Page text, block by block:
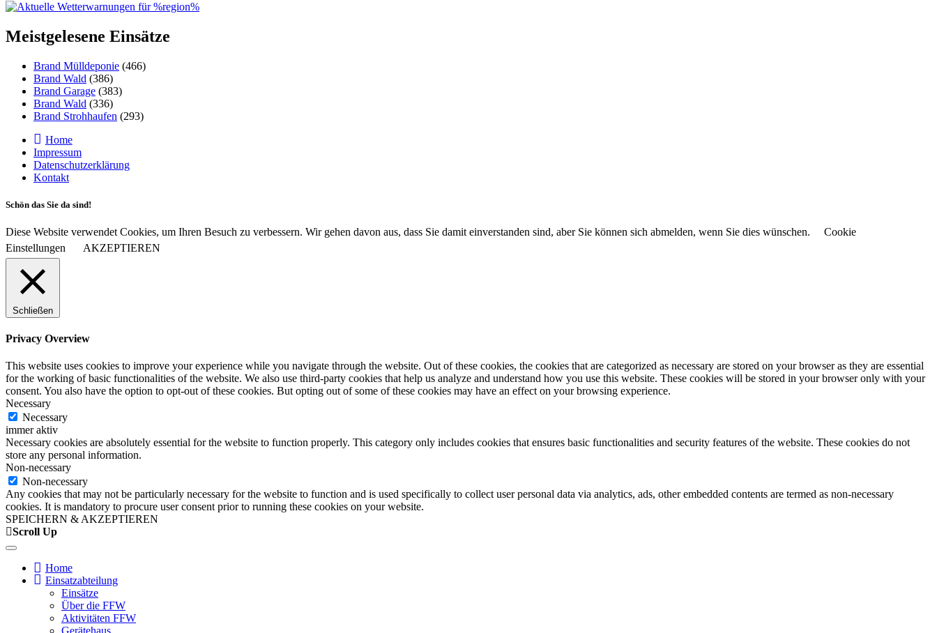
Meistgelesene Einsätze
Brand Mülldeponie (466)
Brand Wald (386)
Brand Garage (383)
Brand Wald (336)
Brand Strohhaufen (293)
Home
Impressum
Datenschutzerklärung
Kontakt
Schön das Sie da sind!
Diese Website verwendet Cookies, um Ihren Besuch zu verbessern. Wir gehen davon aus, dass Sie damit einverstanden sind, aber Sie können sich abmelden, wenn Sie dies wünschen.
Cookie
Einstellungen
AKZEPTIEREN
Schließen
Privacy Overview
This website uses cookies to improve your experience while you navigate through the website. Out of these cookies, the cookies that are categorized as necessary are stored on your browser as they are essential
for the working of basic functionalities of the website. We also use third-party cookies that help us analyze and understand how you use this website. These cookies will be stored in your browser only with your
consent. You also have the option to opt-out of these cookies. But opting out of some of these cookies may have an effect on your browsing experience.
Necessary
Necessary
immer aktiv
Necessary cookies are absolutely essential for the website to function properly. This category only includes cookies that ensures basic functionalities and security features of the website. These cookies do not
store any personal information.
Non-necessary
Non-necessary
Any cookies that may not be particularly necessary for the website to function and is used specifically to collect user personal data via analytics, ads, other embedded contents are termed as non-necessary
cookies. It is mandatory to procure user consent prior to running these cookies on your website.
SPEICHERN & AKZEPTIEREN
Scroll Up
Home
Einsatzabteilung
Einsätze
Über die FFW
Aktivitäten FFW